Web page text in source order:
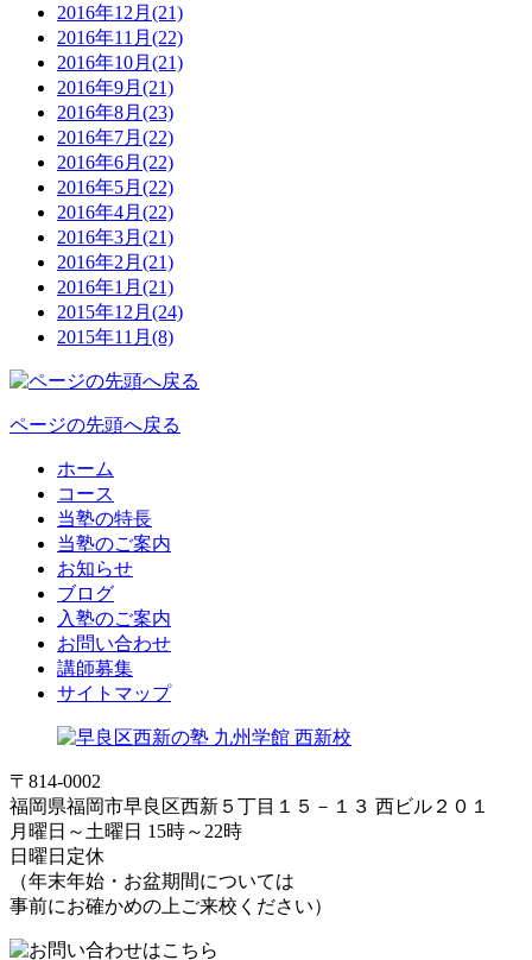
2016年12月(21)
2016年11月(22)
2016年10月(21)
2016年9月(21)
2016年8月(23)
2016年7月(22)
2016年6月(22)
2016年5月(22)
2016年4月(22)
2016年3月(21)
2016年2月(21)
2016年1月(21)
2015年12月(24)
2015年11月(8)
ページの先頭へ戻る
ホーム
コース
当塾の特長
当塾のご案内
お知らせ
ブログ
入塾のご案内
お問い合わせ
講師募集
サイトマップ
〒814-0002
福岡県福岡市早良区西新５丁目１５－１３ 西ビル２０１
月曜日～土曜日 15時～22時
日曜日定休
（年末年始・お盆期間については
事前にお確かめの上ご来校ください）